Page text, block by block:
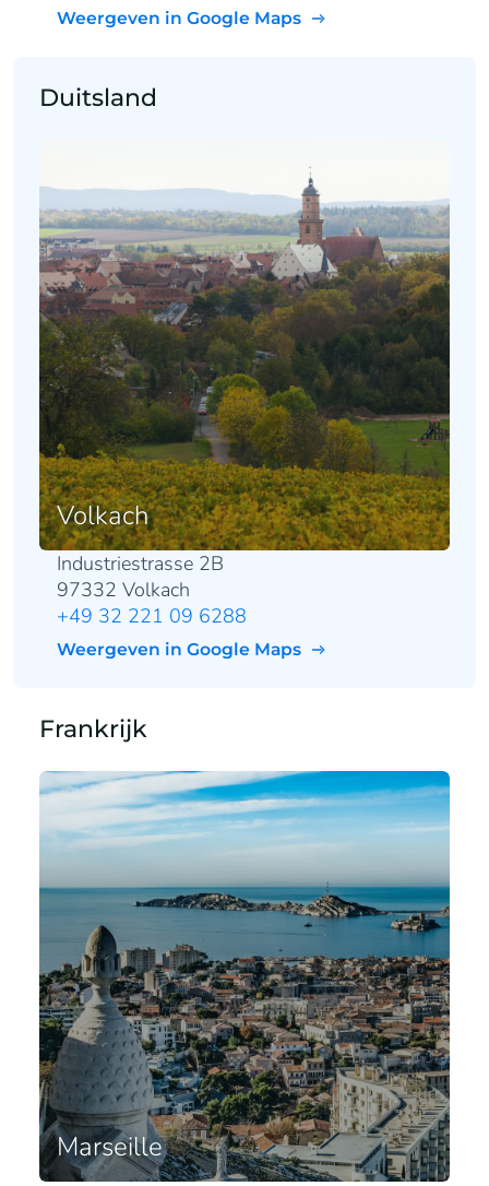
Weergeven in Google Maps
Duitsland
Volkach
Industriestrasse 2B
97332 Volkach
+49 32 221 09 6288
Weergeven in Google Maps
Frankrijk
Marseille